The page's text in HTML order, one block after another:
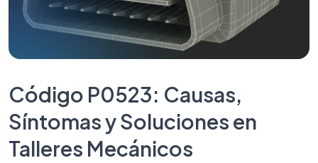
Código P0523: Causas,
Síntomas y Soluciones en
Talleres Mecánicos